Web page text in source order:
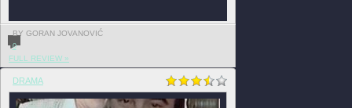
BY GORAN JOVANOVIĆ
0
FULL REVIEW »
DRAMA